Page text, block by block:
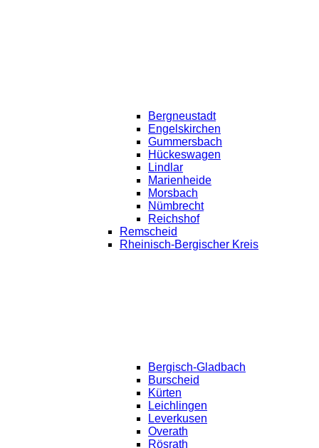
Bergneustadt
Engelskirchen
Gummersbach
Hückeswagen
Lindlar
Marienheide
Morsbach
Nümbrecht
Reichshof
Remscheid
Rheinisch-Bergischer Kreis
Bergisch-Gladbach
Burscheid
Kürten
Leichlingen
Leverkusen
Overath
Rösrath